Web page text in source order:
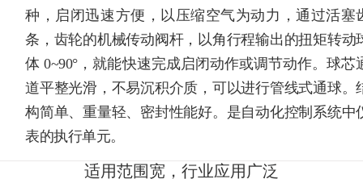
种，启闭迅速方便，以压缩空气为动力，通过活塞
条，齿轮的机械传动阀杆，以角行程输出的扭矩转动
体 0~90°，就能快速完成启闭动作或调节动作。球芯
道平整光滑，不易沉积介质，可以进行管线式通球。
构简单、重量轻、密封性能好。是自动化控制系统中
表的执行单元。
适用范围宽，行业应用广泛